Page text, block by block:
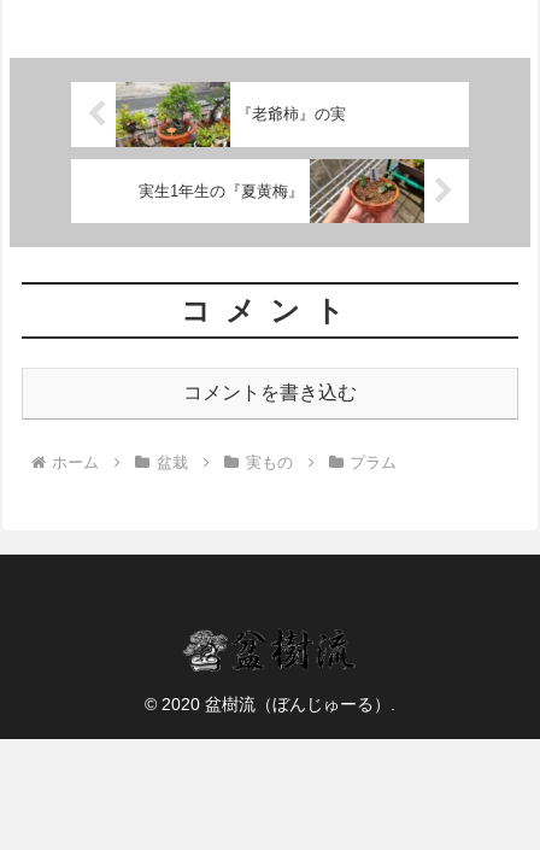
『老爺柿』の実
実生1年生の『夏黄梅』
コメント
コメントを書き込む
ホーム 盆栽 実もの プラム
© 2020 盆樹流（ぼんじゅーる）.